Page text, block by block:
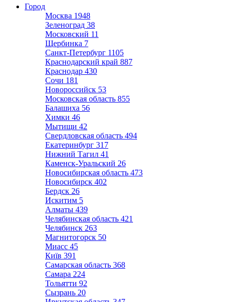
Город
Москва 1948
Зеленоград 38
Московский 11
Щербинка 7
Санкт-Петербург 1105
Краснодарский край 887
Краснодар 430
Сочи 181
Новороссийск 53
Московская область 855
Балашиха 56
Химки 46
Мытищи 42
Свердловская область 494
Екатеринбург 317
Нижний Тагил 41
Каменск-Уральский 26
Новосибирская область 473
Новосибирск 402
Бердск 26
Искитим 5
Алматы 439
Челябинская область 421
Челябинск 263
Магнитогорск 50
Миасс 45
Київ 391
Самарская область 368
Самара 224
Тольятти 92
Сызрань 20